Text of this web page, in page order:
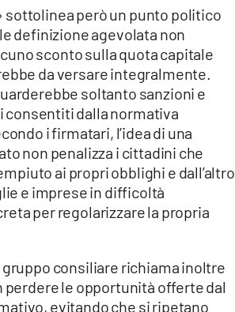
sottolinea però un punto politico
definizione agevolata non
sconto sulla quota capitale
da versare integralmente.
soltanto sanzioni e
dalla normativa
i firmatari, l’idea di una
non penalizza i cittadini che
ai propri obblighi e dall’altro
e imprese in difficoltà
per regolarizzare la propria
consiliare richiama inoltre
perdere le opportunità offerte dal
evitando che si ripetano